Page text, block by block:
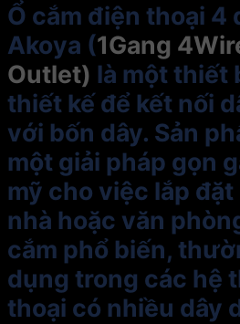
Ổ cắm điện thoại 4
Akoya (1Gang
Outlet) là một thiết
thiết kế để kết nối
với bốn dây. Sản
một giải pháp gọn
mỹ cho việc lắp
nhà hoặc văn
cắm phổ biến,
dụng trong các hệ
thoại có nhiều dây